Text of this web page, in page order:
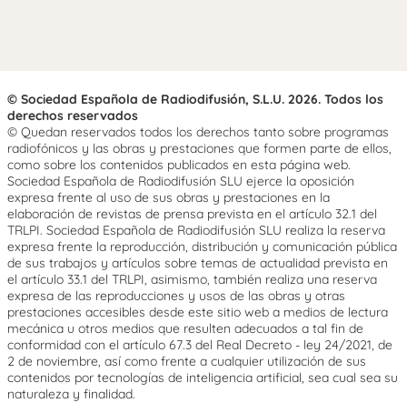
© Sociedad Española de Radiodifusión, S.L.U. 2026. Todos los
derechos reservados
© Quedan reservados todos los derechos tanto sobre programas
radiofónicos y las obras y prestaciones que formen parte de ellos,
como sobre los contenidos publicados en esta página web.
Sociedad Española de Radiodifusión SLU ejerce la oposición
expresa frente al uso de sus obras y prestaciones en la
elaboración de revistas de prensa prevista en el artículo 32.1 del
TRLPI. Sociedad Española de Radiodifusión SLU realiza la reserva
expresa frente la reproducción, distribución y comunicación pública
de sus trabajos y artículos sobre temas de actualidad prevista en
el artículo 33.1 del TRLPI, asimismo, también realiza una reserva
expresa de las reproducciones y usos de las obras y otras
prestaciones accesibles desde este sitio web a medios de lectura
mecánica u otros medios que resulten adecuados a tal fin de
conformidad con el artículo 67.3 del Real Decreto - ley 24/2021, de
2 de noviembre, así como frente a cualquier utilización de sus
contenidos por tecnologías de inteligencia artificial, sea cual sea su
naturaleza y finalidad.